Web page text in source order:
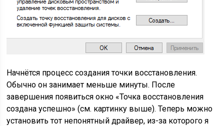
Начнётся процесс создания точки восстановления.
Обычно он занимает меньше минуты. После
завершения появиться окно «Точка восстановления
создана успешно» (см. картинку выше). Теперь можно
установить тот непонятный драйвер, из-за которого я